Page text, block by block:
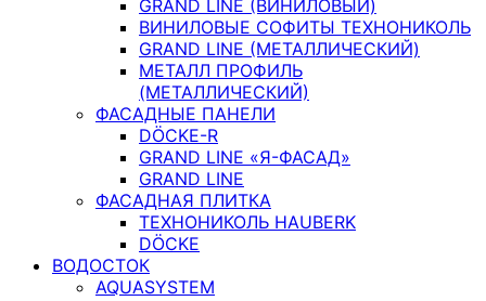
GRAND LINE (ВИНИЛОВЫЙ)
ВИНИЛОВЫЕ СОФИТЫ ТЕХНОНИКОЛЬ
GRAND LINE (МЕТАЛЛИЧЕСКИЙ)
МЕТАЛЛ ПРОФИЛЬ
(МЕТАЛЛИЧЕСКИЙ)
ФАСАДНЫЕ ПАНЕЛИ
DÖCKE-R
GRAND LINE «Я-ФАСАД»
GRAND LINE
ФАСАДНАЯ ПЛИТКА
ТЕХНОНИКОЛЬ HAUBERK
DÖCKE
ВОДОСТОК
AQUASYSTEM